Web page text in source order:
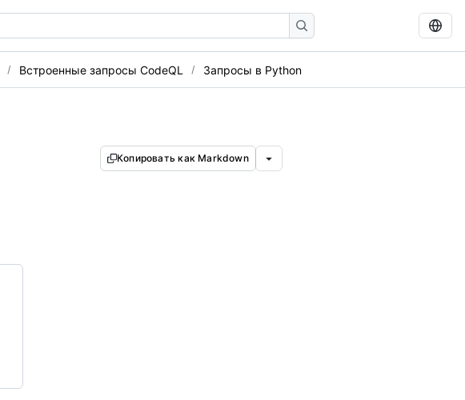
Встроенные запросы CodeQL Запросы в Python
Копировать как Markdown